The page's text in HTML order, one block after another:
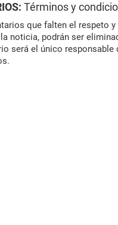
Términos y
que falten el respeto
noticia, podrán ser
será el único responsable